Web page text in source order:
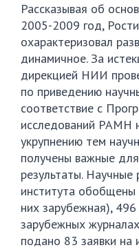
Рассказывая об
2005-2009 год,
охарактеризовал
динамичное. За
дирекцией НИИ
по приведению
соответствие с
исследований РАМН
укрупнению тем
получены важные
результаты.
института
них зарубежная),
зарубежных
подано 83 заявки на